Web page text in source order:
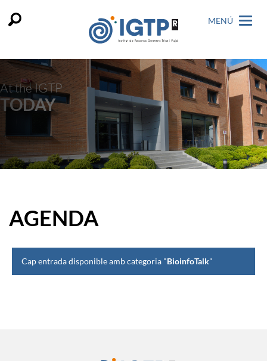
MENÚ
At the IGTP
TODAY
AGENDA
Cap entrada disponible amb categoria "BioinfoTalk"